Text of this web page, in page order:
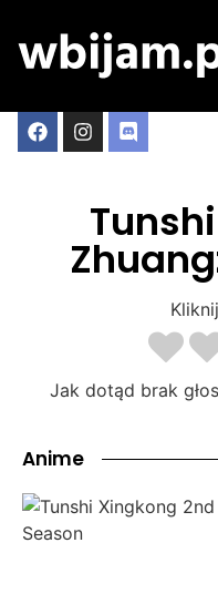
Jak dotąd brak
Anime